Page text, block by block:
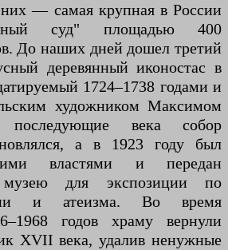
— самая крупная в России
суд" площадью 400
До наших дней дошел третий
деревянный иконостас в
1724–1738 годами и
художником Максимом
века собор
а в 1923 году был
властями и передан
музею для экспозиции по
и атеизма. Во время
годов храму вернули
XVII века, удалив ненужные